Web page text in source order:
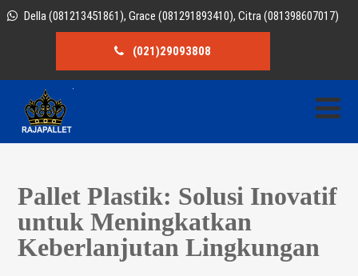
Della (081213451861), Grace (081291893410), Citra (081398607017)
(021)29093808
Pallet Plastik: Solusi Inovatif
untuk Meningkatkan
Keberlanjutan Lingkungan